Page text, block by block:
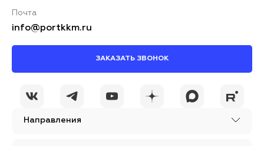
Направления
Почта
info@portkkm.ru
ЗАКАЗАТЬ ЗВОНОК